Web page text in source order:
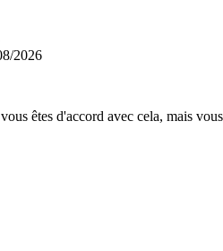
2026
êtes d'accord avec cela, mais